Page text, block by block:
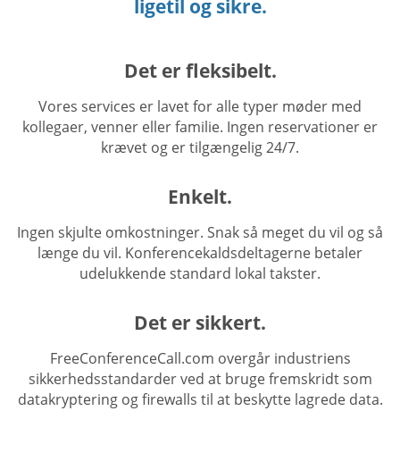
ligetil og sikre.
Det er fleksibelt.
Vores services er lavet for alle typer møder med
kollegaer, venner eller familie. Ingen reservationer er
krævet og er tilgængelig 24/7.
Enkelt.
Ingen skjulte omkostninger. Snak så meget du vil og så
længe du vil. Konferencekaldsdeltagerne betaler
udelukkende standard lokal takster.
Det er sikkert.
FreeConferenceCall.com overgår industriens
sikkerhedsstandarder ved at bruge fremskridt som
datakryptering og firewalls til at beskytte lagrede data.